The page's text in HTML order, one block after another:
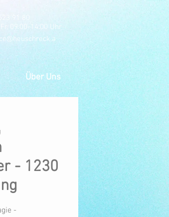
91 80
09:00-14:00 Uhr
Über Uns
- 1230
-